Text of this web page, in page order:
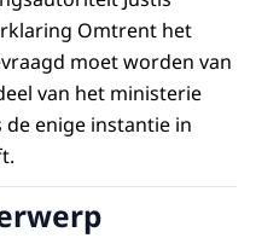
Omtrent het
moet worden van
van het ministerie
de enige instantie in